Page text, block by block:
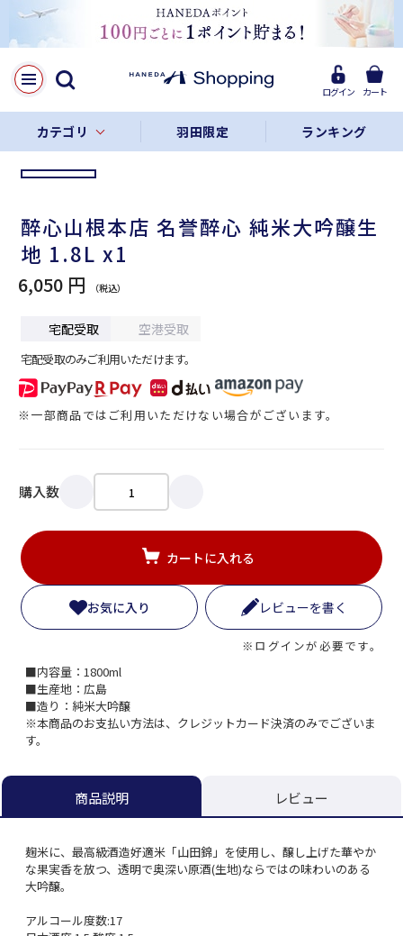
ログイン カート
カテゴリ 羽田限定 ランキング
LINE
Facebook
リンクをコピー
醉心山根本店 名誉醉心 純米大吟醸生
地 1.8L x1
6,050 円
宅配受取 空港受取
宅配受取のみご利用いただけます。
※一部商品ではご利用いただけない場合がございます。
購入数
カートに入れる
お気に入り レビューを書く
※ログインが必要です。
■内容量：1800ml
■生産地：広島
■造り：純米大吟醸
※本商品のお支払い方法は、クレジットカード決済のみでございま
す。
商品説明 レビュー
麹米に、最高級酒造好適米「山田錦」を使用し、醸し上げた華やか
な果実香を放つ、透明で奥深い原酒(生地)ならではの味わいのある
大吟醸。
アルコール度数:17